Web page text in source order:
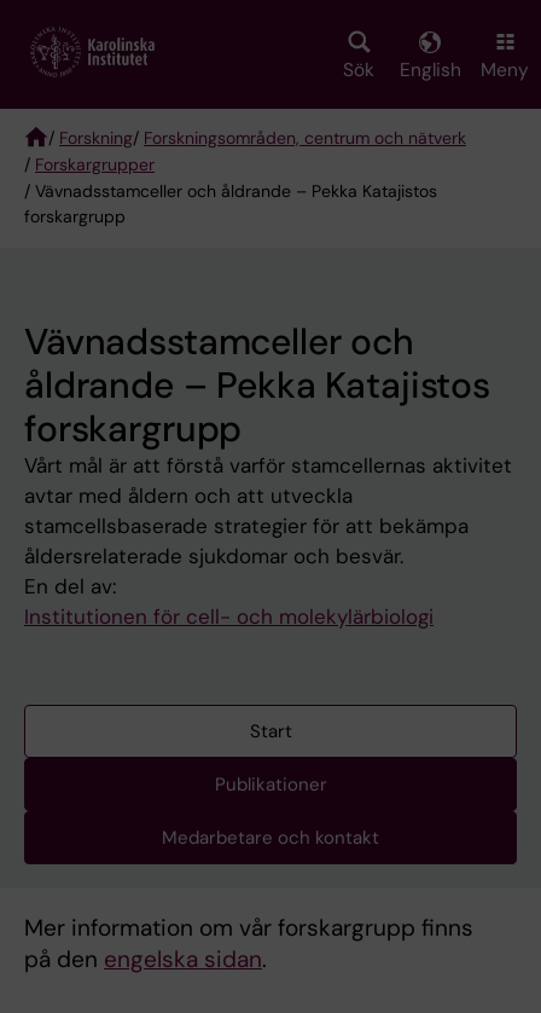
main
Sök English Meny
Breadcrumb
/ Forskning/ Forskningsområden, centrum och nätverk
/ Forskargrupper
/ Vävnadsstamceller och åldrande – Pekka Katajistos
forskargrupp
Vävnadsstamceller och
åldrande – Pekka Katajistos
forskargrupp
Vårt mål är att förstå varför stamcellernas aktivitet
avtar med åldern och att utveckla
stamcellsbaserade strategier för att bekämpa
åldersrelaterade sjukdomar och besvär.
En del av:
Institutionen för cell- och molekylärbiologi
Start
Publikationer
Medarbetare och kontakt
Mer information om vår forskargrupp finns
på den engelska sidan.